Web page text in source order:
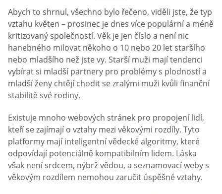
Abych to shrnul, všechno bylo řečeno, viděli jste, že typ
vztahu květen – prosinec je dnes více populární a méně
kritizovaný společností. Věk je jen číslo a není nic
hanebného milovat někoho o 10 nebo 20 let staršího
nebo mladšího než jste vy. Starší muži mají tendenci
vybírat si mladší partnery pro problémy s plodností a
mladší ženy chtějí chodit se zralými muži kvůli finanční
stabilitě své rodiny.
Existuje mnoho webových stránek pro propojení lidí,
kteří se zajímají o vztahy mezi věkovými rozdíly. Tyto
platformy mají inteligentní vědecké algoritmy, které
odpovídají potenciálně kompatibilním lidem. Láska
však není srdcem, nýbrž vědou, a seznamovací weby s
věkovým rozdílem nemohou zaručit úspěšné vztahy.